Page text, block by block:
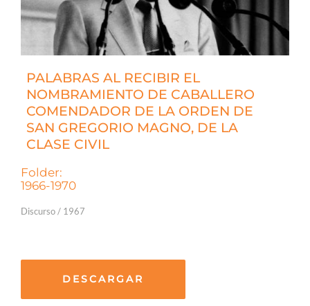
PALABRAS AL RECIBIR EL
NOMBRAMIENTO DE CABALLERO
COMENDADOR DE LA ORDEN DE
SAN GREGORIO MAGNO, DE LA
CLASE CIVIL
Folder:
1966-1970
Discurso / 1967
DESCARGAR